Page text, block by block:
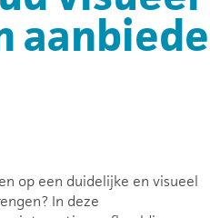
op een duidelijke en visueel
In deze